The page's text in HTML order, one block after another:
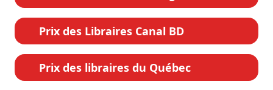
Prix des Libraires Canal BD
Prix des libraires du Québec